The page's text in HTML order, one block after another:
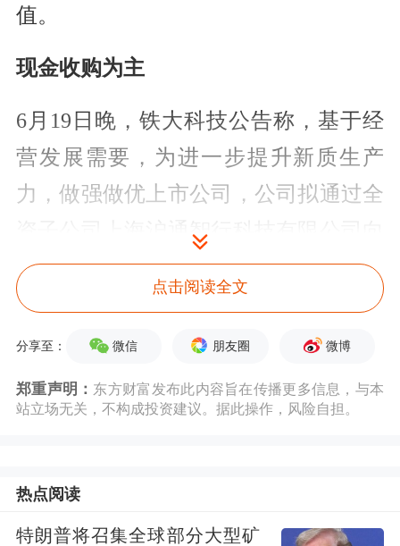
值。
现金收购为主
6月19日晚，铁大科技公告称，基于经
营发展需要，为进一步提升新质生产
力，做强做优上市公司，公司拟通过全
资子公司上海沪通智行科技有限公司向
狗熊机器人有限公司投资6000万元，其
中以3000万元的价格受让北京永不放弃
科技有限公司持有的狗熊
机器人30%的
股权，对应实收资本1500万元；以3000
万元的价格对狗熊机器人增资，对应增
后，沪通智行持有狗熊机器人37.69%股
权。
点击阅读全文
分享至： 微信 朋友圈 微博
郑重声明： 东方财富发布此内容旨在传播更多信息，与本
站立场无关，不构成投资建议。据此操作，风险自担。
热点阅读
特朗普将召集全球部分大型矿